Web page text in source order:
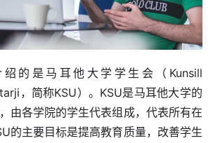
的是马耳他大学学生会（Kunsill
，简称KSU）。KSU是马耳他大学的
由各学院的学生代表组成，代表所有在
的主要目标是提高教育质量，改善学生